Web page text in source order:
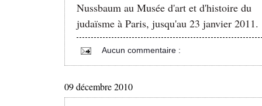
Nussbaum au Musée d'art et d'histoire du
judaïsme à Paris, jusqu'au 23 janvier 2011.
Aucun commentaire :
09 décembre 2010